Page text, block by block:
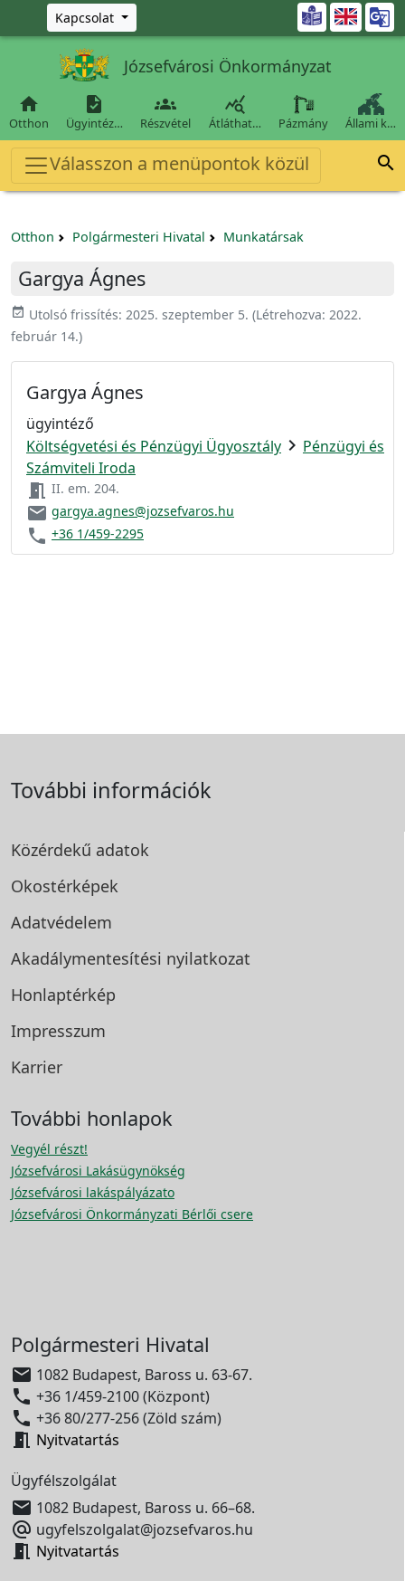
Ugrás a fő tartalomra
Kapcsolat 
Józsefvárosi Önkormányzat

Otthon

Ügyintéz…

Részvétel

Átláthat… Pázmány Állami k…
Válasszon a menüpontok közül 
Otthon Polgármesteri Hivatal Munkatársak
Gargya Ágnes
event_available Utolsó frissítés: 2025. szeptember 5. (Létrehozva: 2022.
február 14.)
Gargya Ágnes
ügyintéző
Költségvetési és Pénzügyi Ügyosztály chevron_right Pénzügyi és
Számviteli Iroda
meeting_room II. em. 204.
email gargya.agnes@jozsefvaros.hu
phone +36 1/459-2295
További információk
Közérdekű adatok
Okostérképek
Adatvédelem
Akadálymentesítési nyilatkozat
Honlaptérkép
Impresszum
Karrier
További honlapok
Vegyél részt!
Józsefvárosi Lakásügynökség
Józsefvárosi lakáspályázato
Józsefvárosi Önkormányzati Bérlői csere
Polgármesteri Hivatal
 1082 Budapest, Baross u. 63-67.
 +36 1/459-2100 (Központ)
 +36 80/277-256 (Zöld szám)
 Nyitvatartás
Ügyfélszolgálat
 1082 Budapest, Baross u. 66–68.
 ugyfelszolgalat@jozsefvaros.hu
 Nyitvatartás